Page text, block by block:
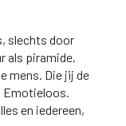
slechts door
als piramide,
mens. Die jij de
Emotieloos.
en iedereen,